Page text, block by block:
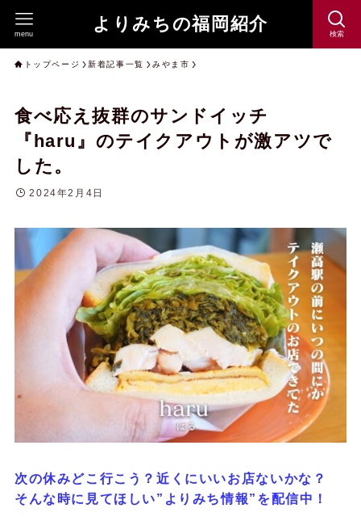
よりみちの福岡紹介 検索
menu
トップページ 新着記事一覧 みやま市
食べ応え抜群のサンドイッチ
『haru』のテイクアウトが激アツで
した。
2024年2月4日
次の休みどこ行こう？近くにいいお店ないかな？
そんな時に見てほしい”よりみち情報”を配信中！